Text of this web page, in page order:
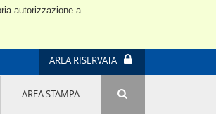
autorizzazione a
AREA RISERVATA
AREA STAMPA